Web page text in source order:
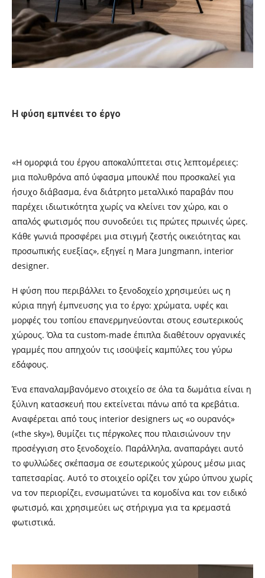
Η φύση εμπνέει το έργο
«Η ομορφιά του έργου αποκαλύπτεται στις λεπτομέρειες:
μια πολυθρόνα από ύφασμα μπουκλέ που προσκαλεί για
ήσυχο διάβασμα, ένα διάτρητο μεταλλικό παραβάν που
παρέχει ιδιωτικότητα χωρίς να κλείνει τον χώρο, και ο
απαλός φωτισμός που συνοδεύει τις πρώτες πρωινές ώρες.
Κάθε γωνιά προσφέρει μια στιγμή ζεστής οικειότητας και
προσωπικής ευεξίας», εξηγεί η Mara Jungmann, interior
designer.
Η φύση που περιβάλλει το ξενοδοχείο χρησιμεύει ως η
κύρια πηγή έμπνευσης για το έργο: χρώματα, υφές και
μορφές του τοπίου επανερμηνεύονται στους εσωτερικούς
χώρους. Όλα τα custom-made έπιπλα διαθέτουν οργανικές
γραμμές που απηχούν τις ισοϋψείς καμπύλες του γύρω
εδάφους.
Ένα επαναλαμβανόμενο στοιχείο σε όλα τα δωμάτια είναι η
ξύλινη κατασκευή που εκτείνεται πάνω από τα κρεβάτια.
Αναφέρεται από τους interior designers ως «ο ουρανός»
(«the sky»), θυμίζει τις πέργκολες που πλαισιώνουν την
προσέγγιση στο ξενοδοχείο. Παράλληλα, αναπαράγει αυτό
το φυλλώδες σκέπασμα σε εσωτερικούς χώρους μέσω μιας
ταπετσαρίας. Αυτό το στοιχείο ορίζει τον χώρο ύπνου χωρίς
να τον περιορίζει, ενσωματώνει τα κομοδίνα και τον ειδικό
φωτισμό, και χρησιμεύει ως στήριγμα για τα κρεμαστά
φωτιστικά.